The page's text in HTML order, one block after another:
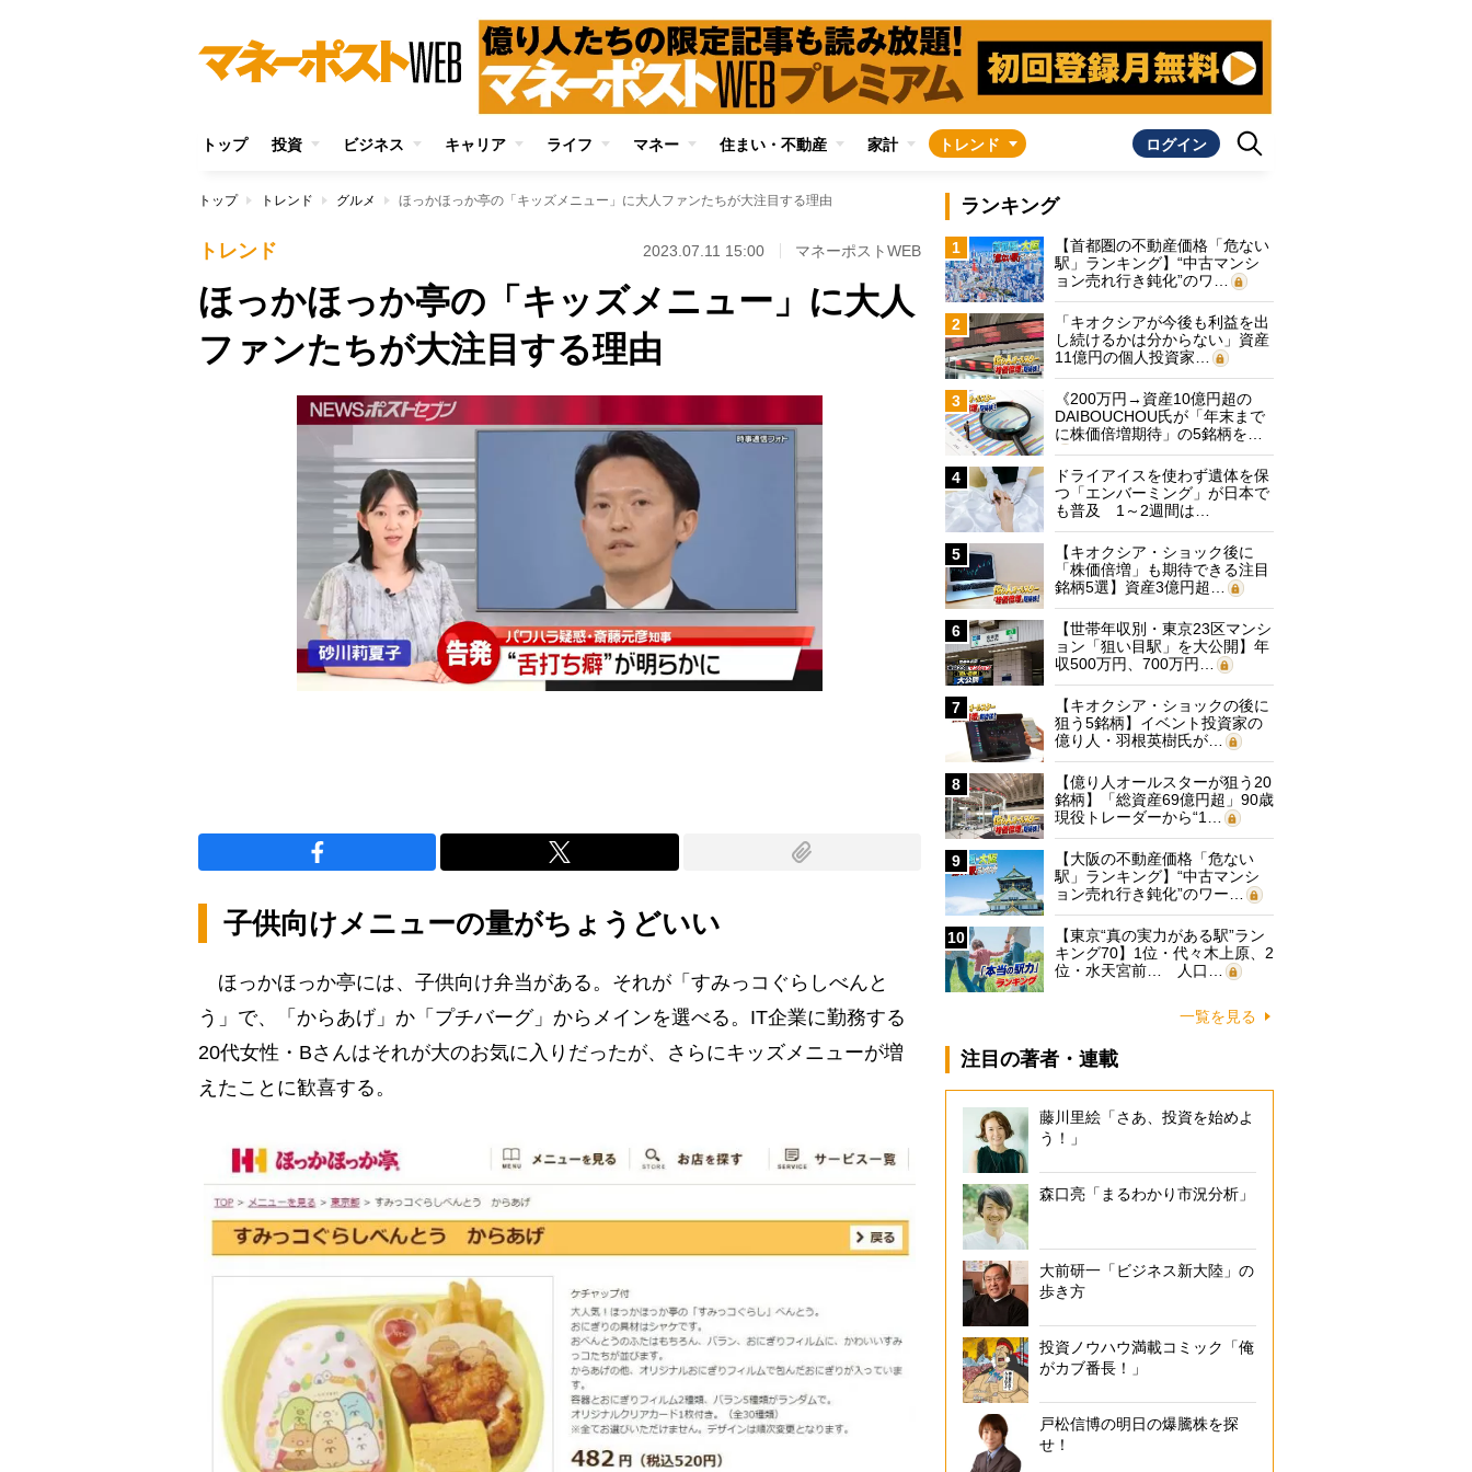
トップ 投資 ビジネス キャリア ライフ マネー 住まい・不動産 家計 トレンド ログイン
トップ トレンド グルメ ほっかほっか亭の「キッズメニュー」に大人ファンたちが大注目する理由
トレンド 2023.07.11 15:00 マネーポストWEB
ほっかほっか亭の「キッズメニュー」に大人
ファンたちが大注目する理由
子供向けメニューの量がちょうどいい
ほっかほっか亭には、子供向け弁当がある。それが「すみっコぐらしべんと
う」で、「からあげ」か「プチバーグ」からメインを選べる。IT企業に勤務する
20代女性・Bさんはそれが大のお気に入りだったが、さらにキッズメニューが増
えたことに歓喜する。
ランキング
1
【首都圏の不動産価格「危ない
駅」ランキング】“中古マンシ
ョン売れ行き鈍化”のワ…
2
「キオクシアが今後も利益を出
し続けるかは分からない」資産
11億円の個人投資家…
3
《200万円→資産10億円超の
DAIBOUCHOU氏が「年末まで
に株価倍増期待」の5銘柄を…
4
ドライアイスを使わず遺体を保
つ「エンバーミング」が日本で
も普及 1～2週間は…
5
【キオクシア・ショック後に
「株価倍増」も期待できる注目
銘柄5選】資産3億円超…
6
【世帯年収別・東京23区マンシ
ョン「狙い目駅」を大公開】年
収500万円、700万円…
7
【キオクシア・ショックの後に
狙う5銘柄】イベント投資家の
億り人・羽根英樹氏が…
8
【億り人オールスターが狙う20
銘柄】「総資産69億円超」90歳
現役トレーダーから“1…
9
【大阪の不動産価格「危ない
駅」ランキング】“中古マンシ
ョン売れ行き鈍化”のワー…
10
【東京“真の実力がある駅”ラン
キング70】1位・代々木上原、2
位・水天宮前… 人口…
一覧を見る
注目の著者・連載
藤川里絵「さあ、投資を始めよ
う！」
森口亮「まるわかり市況分析」
大前研一「ビジネス新大陸」の
歩き方
投資ノウハウ満載コミック「俺
がカブ番長！」
戸松信博の明日の爆騰株を探
せ！